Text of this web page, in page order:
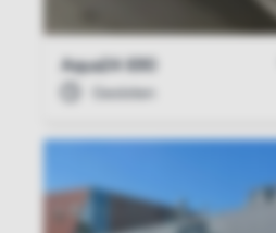
Aqua24 690
Gesloten